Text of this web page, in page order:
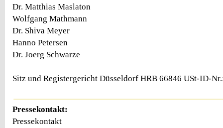
Dr. Matthias Maslaton
Wolfgang Mathmann
Dr. Shiva Meyer
Hanno Petersen
Dr. Joerg Schwarze
Sitz und Registergericht Düsseldorf HRB 66846 USt-ID-
Pressekontakt:
Pressekontakt